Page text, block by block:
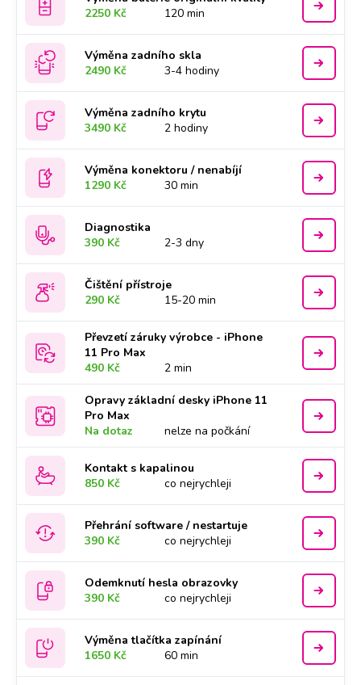
2250 Kč
120 min
Výměna zadního skla
2490 Kč
3-4 hodiny
Výměna zadního krytu
3490 Kč
2 hodiny
Výměna konektoru / nenabíjí
1290 Kč
30 min
Diagnostika
390 Kč
2-3 dny
Čištění přístroje
290 Kč
15-20 min
Převzetí záruky výrobce - iPhone
11 Pro Max
490 Kč
2 min
Opravy základní desky iPhone 11
Pro Max
Na dotaz
nelze na počkání
Kontakt s kapalinou
850 Kč
co nejrychleji
Přehrání software / nestartuje
390 Kč
co nejrychleji
Odemknutí hesla obrazovky
390 Kč
co nejrychleji
Výměna tlačítka zapínání
1650 Kč
60 min